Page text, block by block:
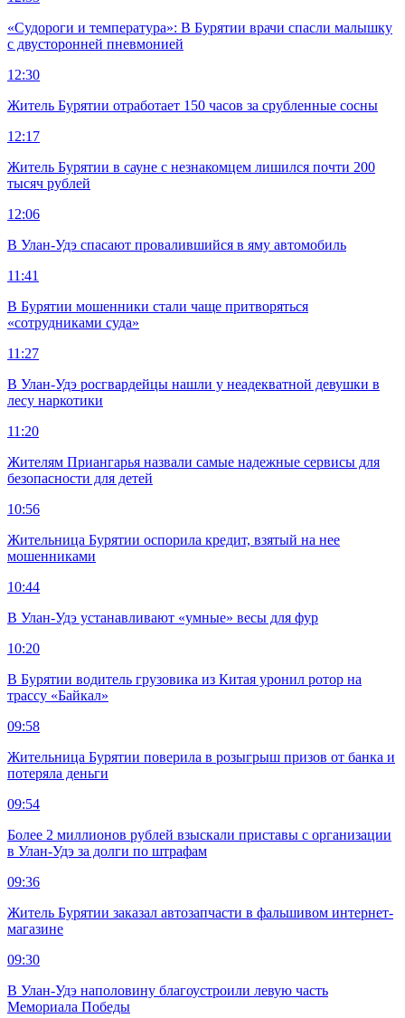
«Судороги и температура»: В Бурятии врачи спасли малышку
с двусторонней пневмонией
12:30
Житель Бурятии отработает 150 часов за срубленные сосны
12:17
Житель Бурятии в сауне с незнакомцем лишился почти 200
тысяч рублей
12:06
В Улан-Удэ спасают провалившийся в яму автомобиль
11:41
В Бурятии мошенники стали чаще притворяться
«сотрудниками суда»
11:27
В Улан-Удэ росгвардейцы нашли у неадекватной девушки в
лесу наркотики
11:20
Жителям Приангарья назвали самые надежные сервисы для
безопасности для детей
10:56
Жительница Бурятии оспорила кредит, взятый на нее
мошенниками
10:44
В Улан-Удэ устанавливают «умные» весы для фур
10:20
В Бурятии водитель грузовика из Китая уронил ротор на
трассу «Байкал»
09:58
Жительница Бурятии поверила в розыгрыш призов от банка и
потеряла деньги
09:54
Более 2 миллионов рублей взыскали приставы с организации
в Улан-Удэ за долги по штрафам
09:36
Житель Бурятии заказал автозапчасти в фальшивом интернет-
магазине
09:30
В Улан-Удэ наполовину благоустроили левую часть
Мемориала Победы